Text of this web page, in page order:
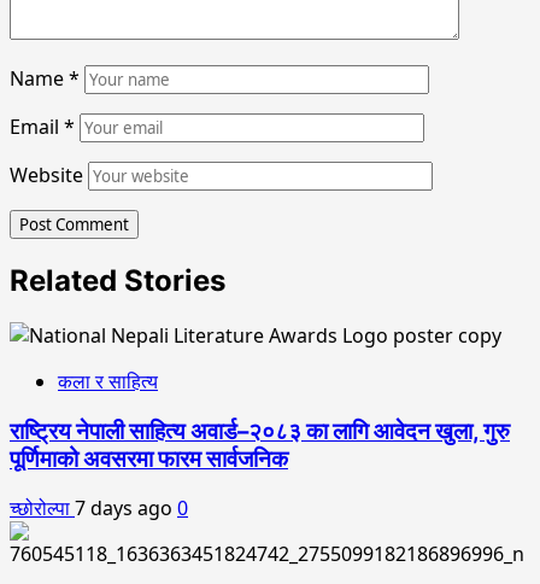
Name*
Email *
Website
Related Stories
कला र साहित्य
राष्ट्रिय नेपाली साहित्य अवार्ड–२०८३ का लागि आवेदन खुला, गुरु
पूर्णिमाको अवसरमा फारम सार्वजनिक
च्छोरोल्पा7 days ago 0